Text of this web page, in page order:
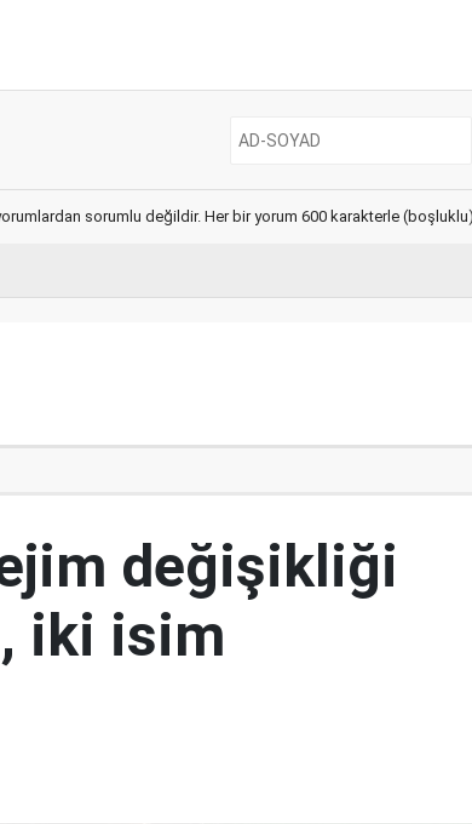
sorumlu değildir. Her bir yorum 600 karakterle (boşluklu)
değişikliği
iki isim